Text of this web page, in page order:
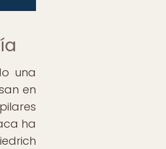
una
en
ha